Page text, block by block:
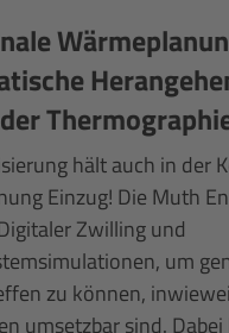
hält auch in der
Einzug! Die Muth
Zwilling und
um
zu können,
umsetzbar sind.